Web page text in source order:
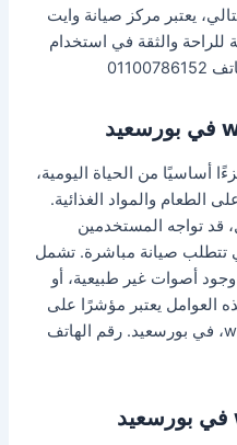
يعتبر مركز صيانة وايت
والثقة في استخدام
أساسيًا من الحياة اليومية،
الطعام والمواد الغذائية.
قد تواجه المستخدمين
تتطلب صيانة مباشرة. تشمل
أصوات غير طبيعية، أو
العوامل يعتبر مؤشرًا على
حاجة الثلاجة إلى صيانة whitewhale، في بورسعيد. رقم الهاتف